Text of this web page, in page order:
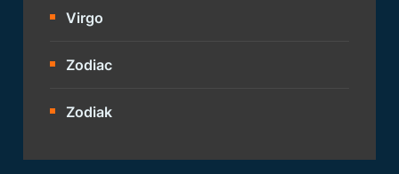
Virgo
Zodiac
Zodiak